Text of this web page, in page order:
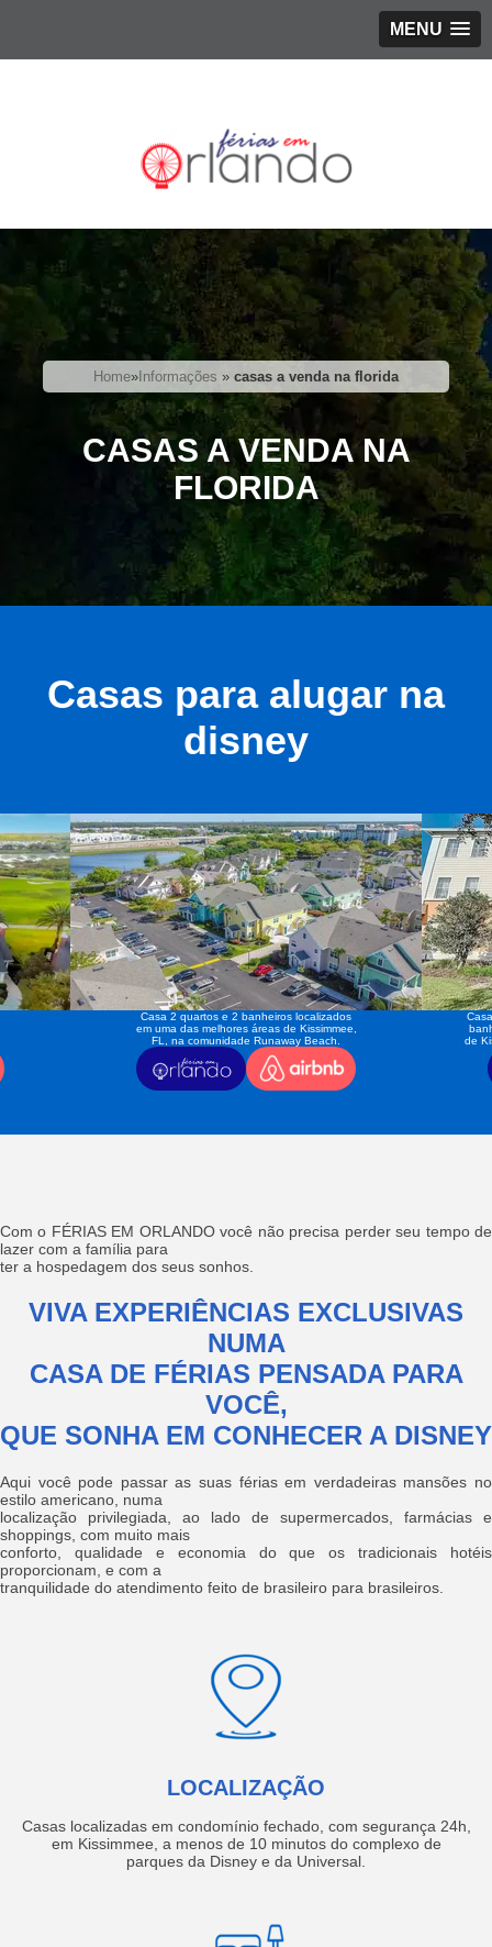
MENU
Home» Informações » casas a venda na florida
CASAS A VENDA NA
FLORIDA
Casas para alugar na
disney
Casa 2 quartos e 2 banheiros localizados
em uma das melhores áreas de Kissimmee,
FL, na comunidade Runaway Beach.
de
Com o FÉRIAS EM ORLANDO você não precisa perder seu tempo de
lazer com a família para
ter a hospedagem dos seus sonhos.
VIVA EXPERIÊNCIAS EXCLUSIVAS
NUMA
CASA DE FÉRIAS PENSADA PARA
VOCÊ,
QUE SONHA EM CONHECER A DISNEY
Aqui você pode passar as suas férias em verdadeiras mansões no
estilo americano, numa
localização privilegiada, ao lado de supermercados, farmácias e
shoppings, com muito mais
conforto, qualidade e economia do que os tradicionais hotéis
proporcionam, e com a
tranquilidade do atendimento feito de brasileiro para brasileiros.
LOCALIZAÇÃO
Casas localizadas em condomínio fechado, com segurança 24h,
em Kissimmee, a menos de 10 minutos do complexo de
parques da Disney e da Universal.